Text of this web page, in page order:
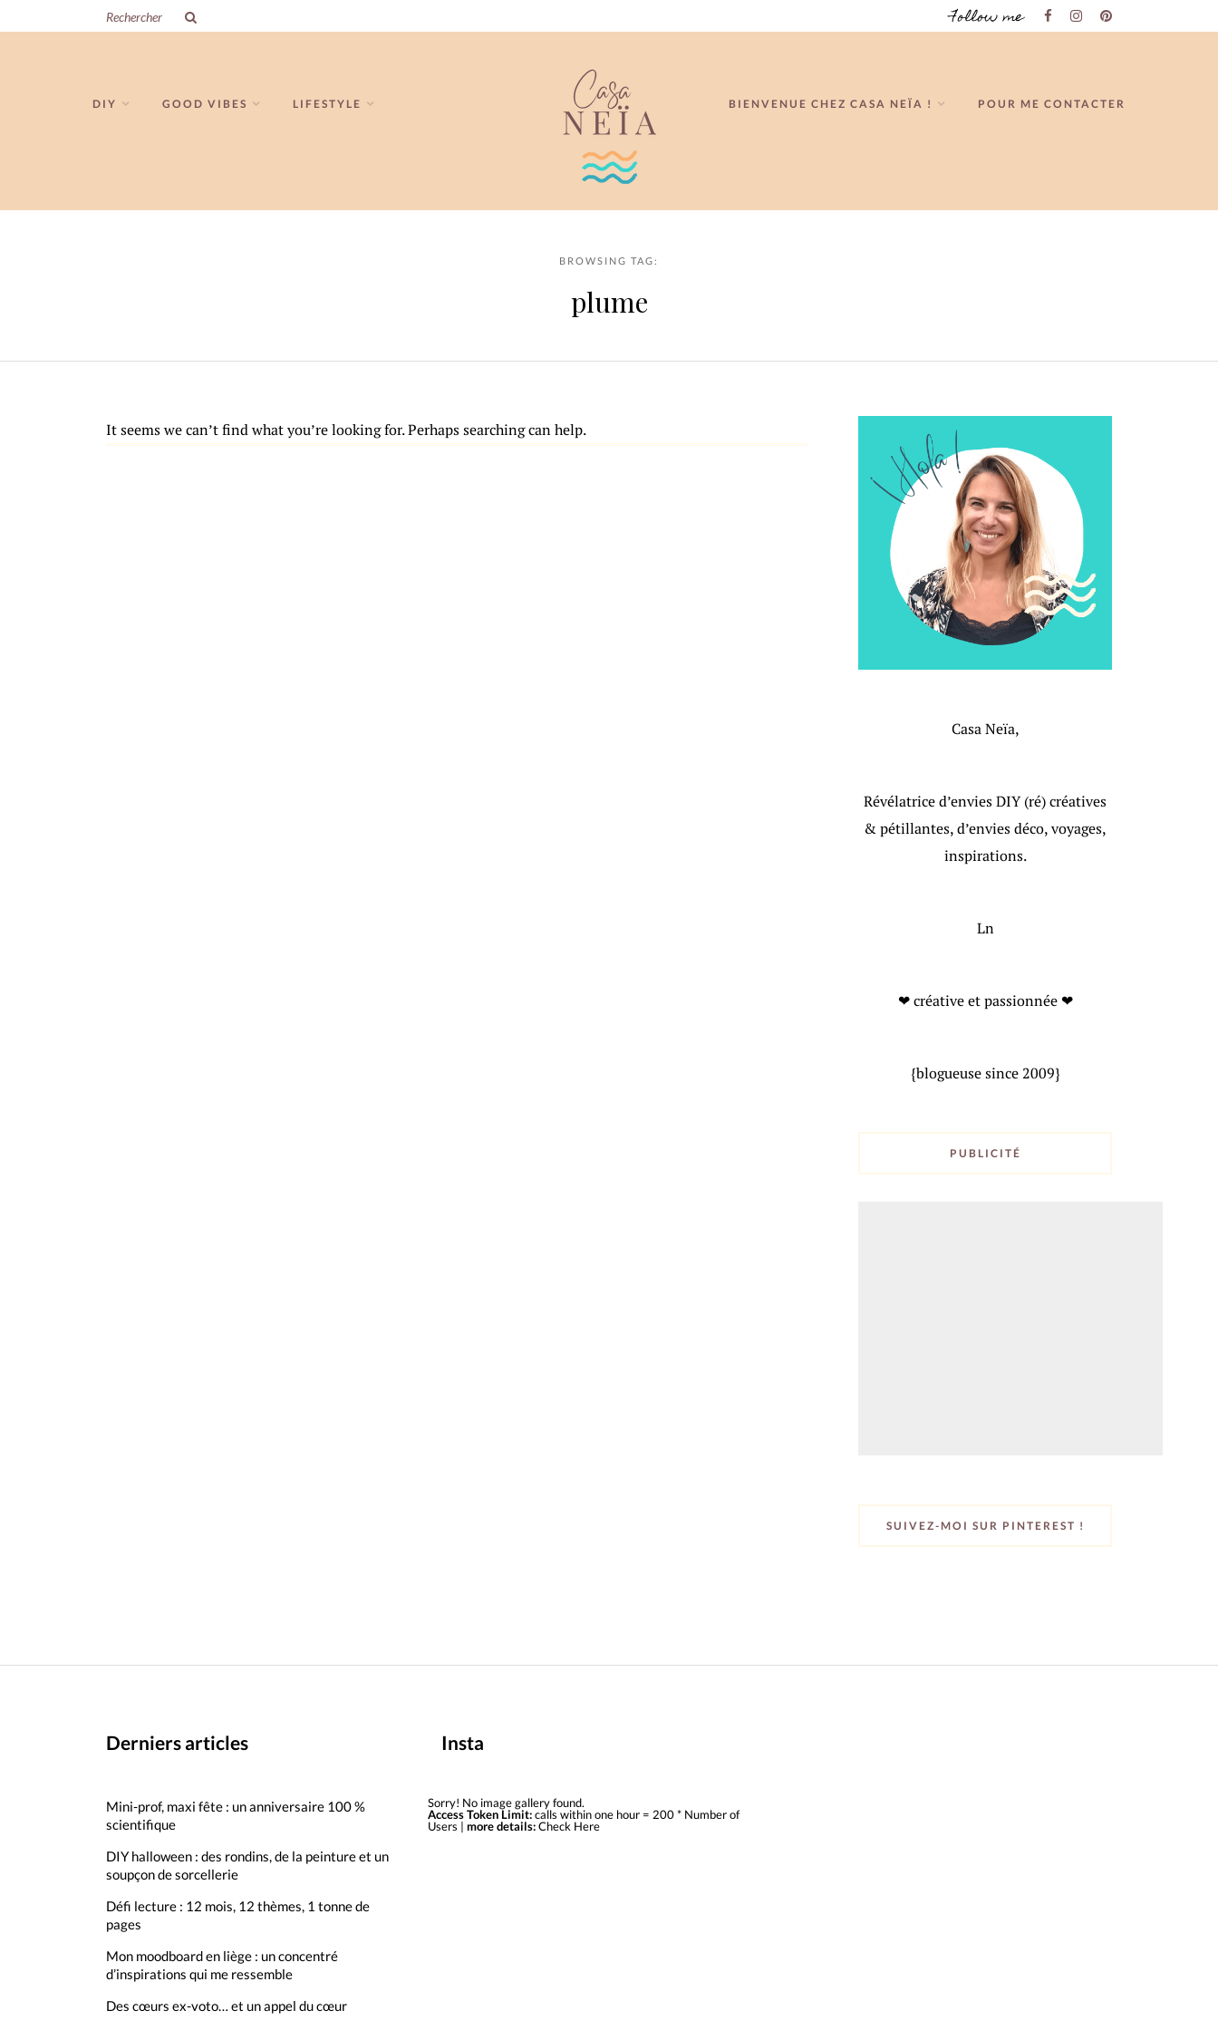
Follow me
DIY GOOD VIBES LIFESTYLE BIENVENUE CHEZ CASA NEÏA ! POUR ME CONTACTER
BROWSING TAG:
plume
It seems we can’t find what you’re looking for. Perhaps searching can help.
Casa Neïa,
Révélatrice d’envies DIY (ré) créatives
& pétillantes, d’envies déco, voyages,
inspirations.
Ln
❤ créative et passionnée ❤
{blogueuse since 2009}
PUBLICITÉ
SUIVEZ-MOI SUR PINTEREST !
Derniers articles
Mini-prof, maxi fête : un anniversaire 100 %
scientifique
DIY halloween : des rondins, de la peinture et un
soupçon de sorcellerie
Défi lecture : 12 mois, 12 thèmes, 1 tonne de
pages
Mon moodboard en liège : un concentré
d’inspirations qui me ressemble
Des cœurs ex-voto… et un appel du cœur
Insta
Sorry! No image gallery found.
Access Token Limit:calls within one hour = 200 * Number of
Users | more details: Check Here